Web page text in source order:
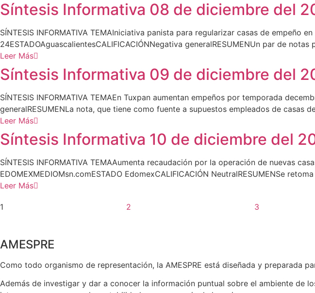
Síntesis Informativa 08 de diciembre del
SÍNTESIS INFORMATIVA TEMAIniciativa panista para regularizar casas de empeño
24ESTADOAguascalientesCALIFICACIÓNNegativa generalRESUMENUn par de
Leer Más
Síntesis Informativa 09 de diciembre del
SÍNTESIS INFORMATIVA TEMAEn Tuxpan aumentan empeños por temporada
generalRESUMENLa nota, que tiene como fuente a supuestos empleados de casas
Leer Más
Síntesis Informativa 10 de diciembre del
SÍNTESIS INFORMATIVA TEMAAumenta recaudación por la operación de nuevas
EDOMEXMEDIOMsn.comESTADO EdomexCALIFICACIÓN NeutralRESUMENSe
Leer Más
1 2 3
AMESPRE
Como todo organismo de representación, la AMESPRE está diseñada y preparada
Además de investigar y dar a conocer la información puntual sobre el ambiente de